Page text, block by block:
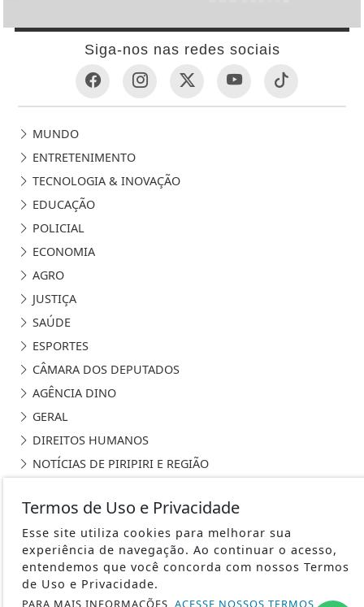
Siga-nos nas redes sociais
MUNDO
ENTRETENIMENTO
TECNOLOGIA & INOVAÇÃO
EDUCAÇÃO
POLICIAL
ECONOMIA
AGRO
JUSTIÇA
SAÚDE
ESPORTES
CÂMARA DOS DEPUTADOS
AGÊNCIA DINO
GERAL
DIREITOS HUMANOS
NOTÍCIAS DE PIRIPIRI E REGIÃO
PORTAL SEM FRONTEIRAS DE PIRIPIRI - TODOS OS DIREITOS
RESERVADOS.
Termos de Uso e Privacidade
Esse site utiliza cookies para melhorar sua
experiência de navegação. Ao continuar o acesso,
entendemos que você concorda com nossos Termos
de Uso e Privacidade.
PARA MAIS INFORMAÇÕES, ACESSE NOSSOS TERMOS